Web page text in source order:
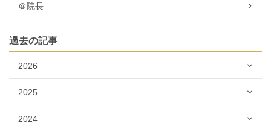
＠院長
過去の記事
2026
2025
2024